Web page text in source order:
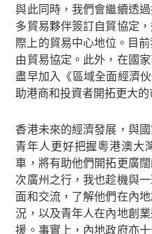
與此同時，我們會繼續透
多貿易夥伴簽訂自貿協定
際上的貿易中心地位。目
由貿易協定。此外，在國
盡早加入《區域全面經濟
助港商和投資者開拓更大的
香港未來的經濟發展，與
青年人更好把握粵港澳大
車，將有助他們開拓更廣
次廣州之行，我也趁機與
面和交流，了解他們在內
況，以及青年人在內地創
援。事實上，內地政府亦